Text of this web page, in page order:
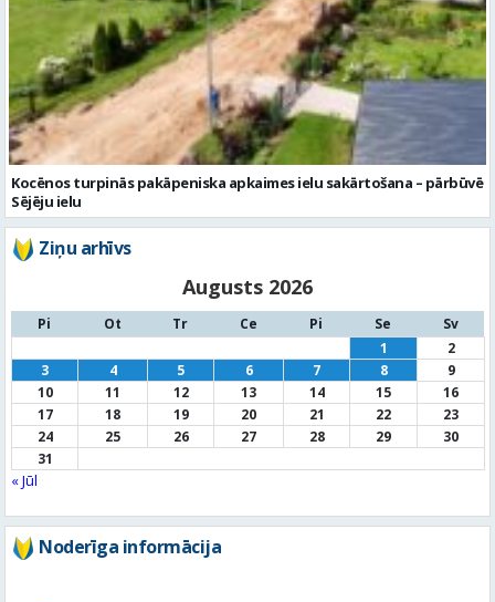
Kocēnos turpinās pakāpeniska apkaimes ielu sakārtošana – pārbūvē
Sējēju ielu
Ziņu arhīvs
Augusts 2026
Pi Ot Tr Ce Pi Se
Sv
1
2
3
4 5 6 7 8
9
10
11 12 13 14 15
16
17
18 19 20 21 22
23
24
25 26 27 28 29
30
31
« Jūl
Noderīga informācija